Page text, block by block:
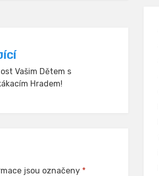
Vašim Dětem s
Hradem!
jsou označeny *